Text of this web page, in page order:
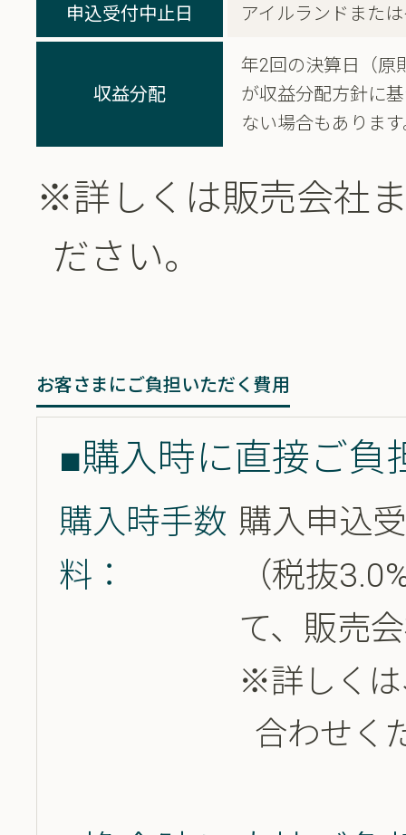
申込受付中止日 アイルランドまた
収益分配
年2回の決算日（原
が収益分配方針に
ない場合もありま
※詳しくは販売会社
ださい。
お客さまにご負担いただく費用
■購入時に直接ご負
購入時手数
料：
購入申込
（税抜
て、販売
※詳しくは
合わせく